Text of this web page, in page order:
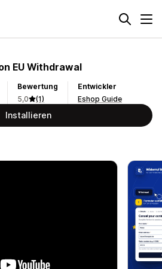
EU Withdrawal
Bewertung
5,0
(1)
Entwickler
Eshop Guide
Installieren